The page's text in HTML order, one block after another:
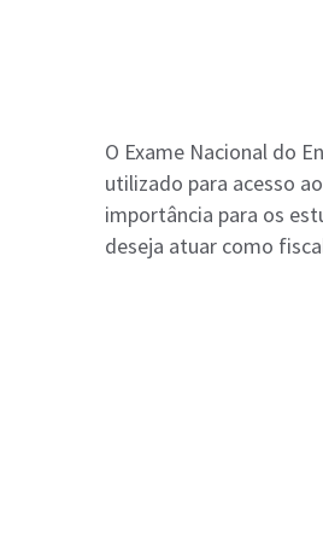
O Exame Nacional do
utilizado para acesso
importância para os
deseja atuar como